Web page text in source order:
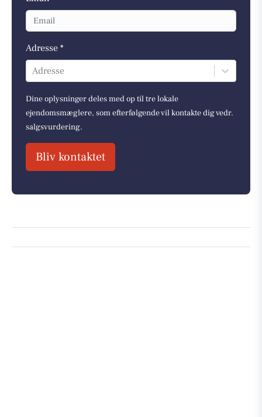
Adresse *
Adresse
Dine oplysninger deles med op til tre lokale
ejendomsmæglere, som efterfølgende vil kontakte dig vedr.
salgsvurdering.
Bliv kontaktet